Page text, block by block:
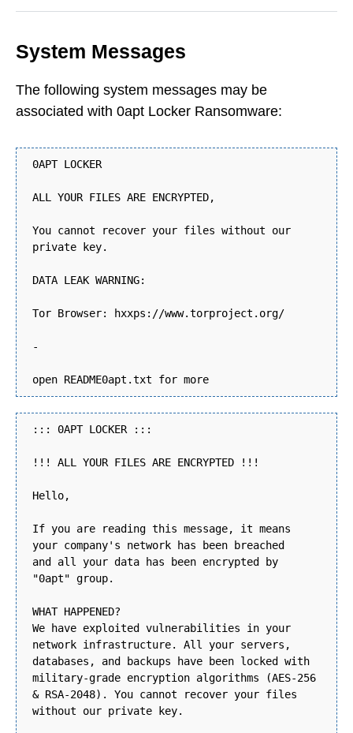
System Messages
The following system messages may be
associated with 0apt Locker Ransomware:
0APT LOCKER
ALL YOUR FILES ARE ENCRYPTED,
You cannot recover your files without our
private key.
DATA LEAK WARNING:
Tor Browser: hxxps://www.torproject.org/
-
open README0apt.txt for more
::: 0APT LOCKER :::
!!! ALL YOUR FILES ARE ENCRYPTED !!!
Hello,
If you are reading this message, it means
your company's network has been breached
and all your data has been encrypted by
"0apt" group.
WHAT HAPPENED?
We have exploited vulnerabilities in your
network infrastructure. All your servers,
databases, and backups have been locked with
military-grade encryption algorithms (AES-256
& RSA-2048). You cannot recover your files
without our private key.